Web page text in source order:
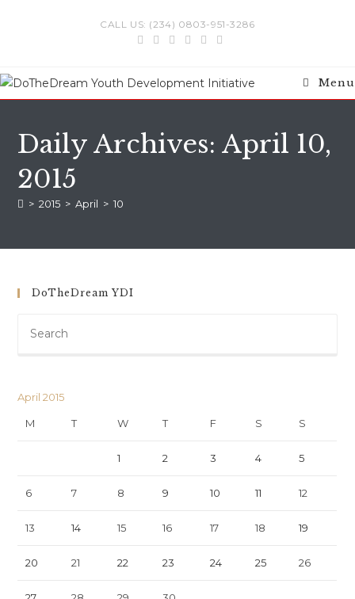
CALL US: (234) 0803-951-3286
Menu
Daily Archives: April 10,
2015
> 2015 > April > 10
DoTheDream YDI
April 2015
M T W T F S S
1 2 3 4 5
6 7 8 9 10 11 12
13 14 15 16 17 18 19
20 21 22 23 24 25 26